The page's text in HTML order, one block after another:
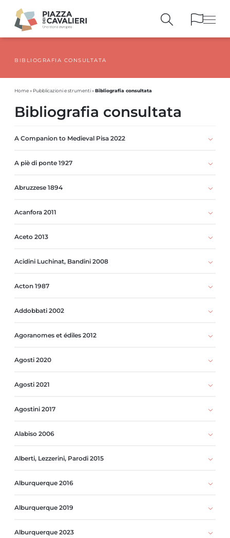
PUBBLICAZIONI E STRUMENTI
BIBLIOGRAFIA CONSULTATA
Home» Pubblicazioni e strumenti»Bibliografia consultata
Bibliografia consultata
A Companion to Medieval Pisa 2022
A piè di ponte 1927
Abruzzese 1894
Acanfora 2011
Aceto 2013
Acidini Luchinat, Bandini 2008
Acton 1987
Addobbati 2002
Agoranomes et édiles 2012
Agosti 2020
Agosti 2021
Agostini 2017
Alabiso 2006
Alberti, Lezzerini, Parodi 2015
Alburquerque 2016
Alburquerque 2019
Alburquerque 2023